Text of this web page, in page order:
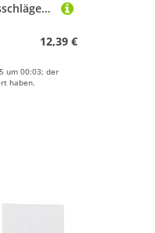
Gralara 8 Stück Tennisschläger Griffband Racket Griffband Badmintonschläger Griffband Overgrip Komfortabler Halt rutschfest PU für Tennis Badminton Squash, Leuchtendes Grün
12,39 €
um 00:03; der
haben.